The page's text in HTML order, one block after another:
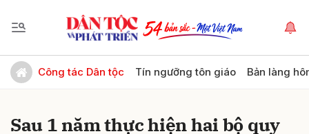
Công tác Dân tộc Tín ngưỡng tôn giáo Bản làng
Sau 1 năm thực hiện hai bộ quy
Gửi bình luận